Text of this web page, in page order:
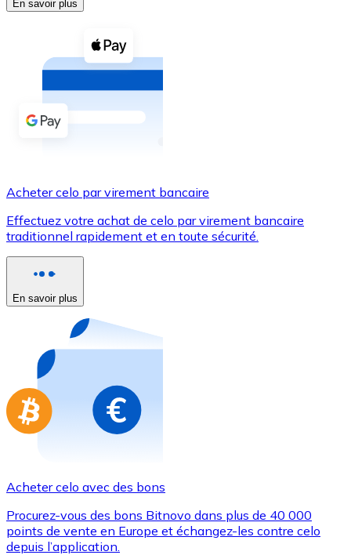
Voir toutes
Coupons crypto
Achetez des cryptomonnaies en espèces et d'autres
Acheter avec espèces
Virement SEPA
Utilisez les cartes Visa et Mastercard pour acheter
Acheter avec carte
Nouveau
Achetez des cartes-cadeaux de vos marques
Aller à la boutique de cartes-cadeaux
En savoir plus
Acheter celo par virement bancaire
Effectuez votre achat de celo par virement bancaire
traditionnel rapidement et en toute sécurité.
En savoir plus
Acheter celo avec des bons
Procurez-vous des bons Bitnovo dans plus de 40 000
points de vente en Europe et échangez-les contre celo
depuis l’application.